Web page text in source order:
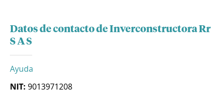
Datos de contacto de Inverconstructora Rr
S A S
Ayuda
NIT: 9013971208